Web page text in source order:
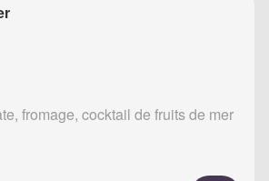
fromage, cocktail de fruits de mer